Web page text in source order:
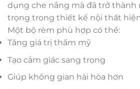
dụng che nắng mà đã trở thành
trọng trong thiết kế nội thất
Một bộ rèm phù hợp có thể:
Tăng giá trị thẩm mỹ
Tạo cảm giác sang trọng
Giúp không gian hài hòa hơn